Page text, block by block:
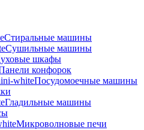
Стиральные машины
Сушильные машины
шкафы
конфорок
Посудомоечные машины
Гладильные машины
Микроволновые печи